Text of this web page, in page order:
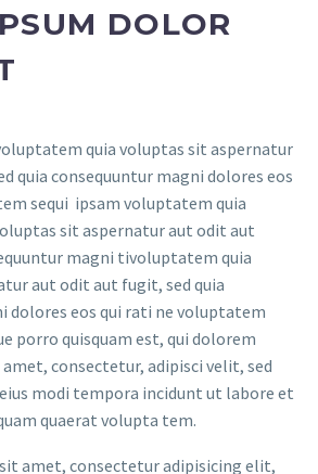
DOLOR
quia voluptas sit aspernatur
quia consequuntur magni dolores eos
sequi ipsam voluptatem quia
sit aspernatur aut odit aut
magni tivoluptatem quia
aut odit aut fugit, sed quia
dolores eos qui rati ne voluptatem
porro quisquam est, qui dolorem
consectetur, adipisci velit, sed
modi tempora incidunt ut labore et
quaerat volupta tem.
amet, consectetur adipisicing elit,